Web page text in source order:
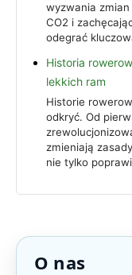
wyzwania
CO2 i
odegrać
Historia
lekkich ram
Historie
odkryć. Od
zmieniają
nie tylko
O nas